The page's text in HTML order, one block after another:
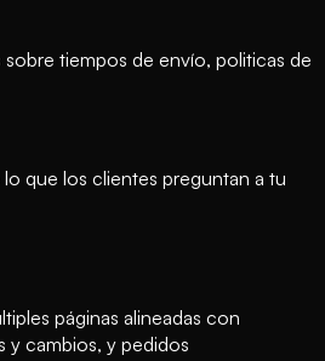
tiempos de envío, politicas de
que los clientes preguntan a tu
páginas alineadas con
y cambios, y pedidos